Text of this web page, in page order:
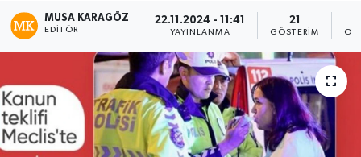
MUSA KARAGÖZ
EDITÖR
22.11.2024 - 11:41
YAYINLANMA
21
GÖSTERIM
Haber Arşivi